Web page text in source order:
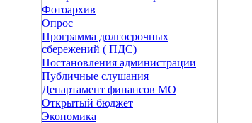
Фотоархив
Опрос
Программа долгосрочных
сбережений ( ПДС)
Постановления администрации
Публичные слушания
Департамент финансов МО
Открытый бюджет
Экономика